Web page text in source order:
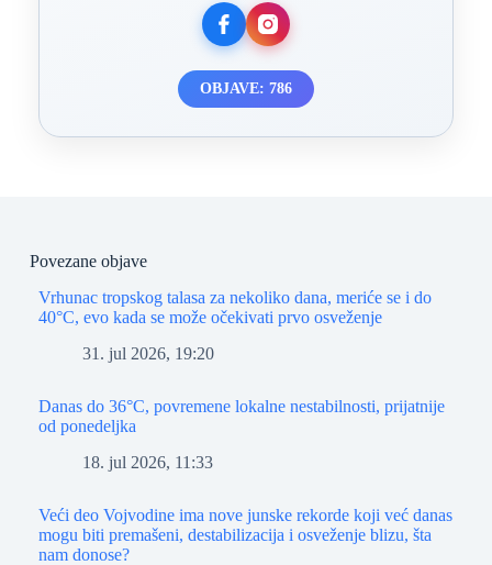
OBJAVE: 786
Povezane objave
Vrhunac tropskog talasa za nekoliko dana, meriće se i do
40°C, evo kada se može očekivati prvo osveženje
31. jul 2026, 19:20
Danas do 36°C, povremene lokalne nestabilnosti, prijatnije
od ponedeljka
18. jul 2026, 11:33
Veći deo Vojvodine ima nove junske rekorde koji već danas
mogu biti premašeni, destabilizacija i osveženje blizu, šta
nam donose?